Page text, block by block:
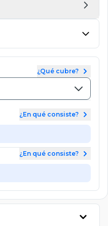
¿Qué cubre?
¿En qué consiste?
¿En qué consiste?